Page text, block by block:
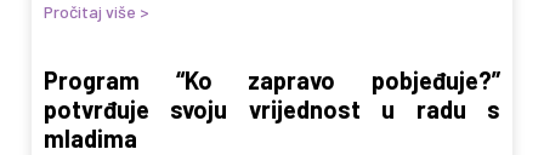
Pročitaj više >
Program “Ko zapravo pobjeđuje?”
potvrđuje svoju vrijednost u radu s
mladima